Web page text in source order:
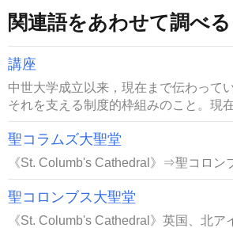
関連語をあわせて調べる
講座
中世大学成立以来，現在まで伝わって
それを支える制度的枠組みのこと。現
聖コラムズ大聖堂
《St. Columb's Cathedral》⇒聖コロン
聖コロンブス大聖堂
《St. Columb's Cathedral》英国、北